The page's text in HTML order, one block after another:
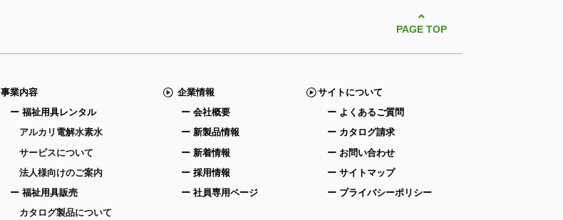
PAGE TOP
事業内容
ー 福祉用具レンタル
アルカリ電解水素水
サービスについて
法人様向けのご案内
ー 福祉用具販売
カタログ製品について
企業情報
ー 会社概要
ー 新製品情報
ー 新着情報
ー 採用情報
ー 社員専用ページ
サイトについて
ー よくあるご質問
ー カタログ請求
ー お問い合わせ
ー サイトマップ
ー プライバシーポリシー